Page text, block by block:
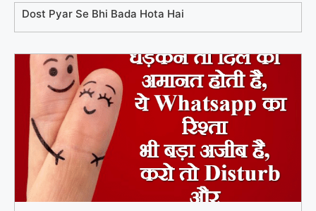
Dost Pyar Se Bhi Bada Hota Hai